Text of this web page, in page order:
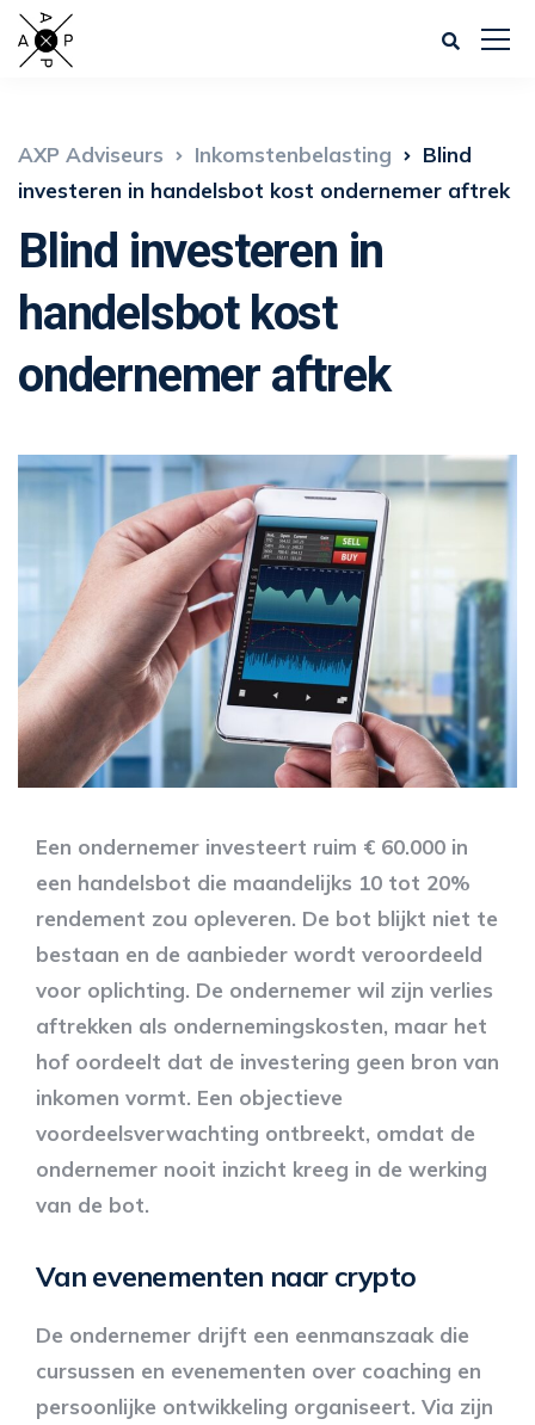
AXP Adviseurs Inkomstenbelasting
Blind
investeren in handelsbot kost ondernemer aftrek
Blind investeren in
handelsbot kost
ondernemer aftrek
Een ondernemer investeert ruim € 60.000 in
een handelsbot die maandelijks 10 tot 20%
rendement zou opleveren. De bot blijkt niet te
bestaan en de aanbieder wordt veroordeeld
voor oplichting. De ondernemer wil zijn verlies
aftrekken als ondernemingskosten, maar het
hof oordeelt dat de investering geen bron van
inkomen vormt. Een objectieve
voordeelsverwachting ontbreekt, omdat de
ondernemer nooit inzicht kreeg in de werking
van de bot.
Van evenementen naar crypto
De ondernemer drijft een eenmanszaak die
cursussen en evenementen over coaching en
persoonlijke ontwikkeling organiseert. Via zijn